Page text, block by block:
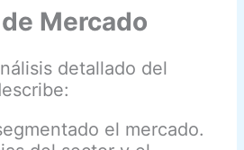
Mercado
detallado del
el mercado.